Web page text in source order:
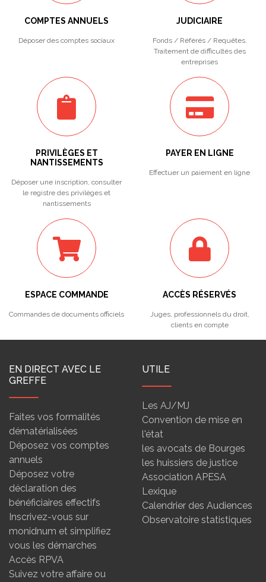
COMPTES ANNUELS
Déposer des comptes sociaux
JUDICIAIRE
Fonds / Référés / Requêtes.
Traitement de difficultés des
entreprises
PRIVILÈGES ET
NANTISSEMENTS
Déposer une inscription, consulter
le registre des privilèges et
nantissements
PAYER EN LIGNE
Effectuer un paiement en ligne
ESPACE COMMANDE
Commandes de documents officiels
ACCÈS RÉSERVÉS
Juges, professionnels du droit,
clients en compte
EN DIRECT AVEC LE
GREFFE
Faites vos formalités
dématérialisées
Déposez vos comptes
annuels
Déposez votre
déclaration des
bénéficiaires effectifs
Inscrivez-vous sur
monidnum et simplifiez
vous les démarches
Accès RPVA
Suivez votre affaire ou
UTILE
Les AJ/MJ
Convention de mise en
l'état
les avocats de Bourges
les huissiers de justice
Association APESA
Lexique
Calendrier des Audiences
Observatoire statistiques